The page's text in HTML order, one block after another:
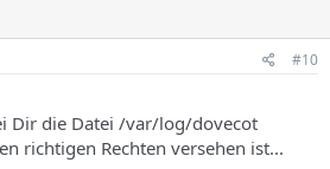
#10
Dir die Datei /var/log/dovecot
richtigen Rechten versehen ist...